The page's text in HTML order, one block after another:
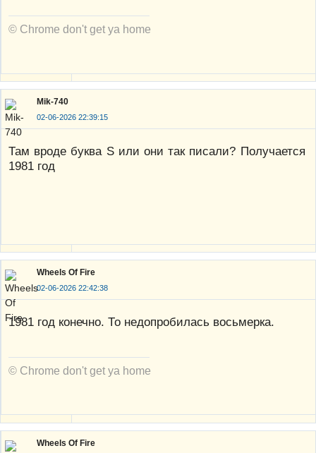
© Chrome don't get ya home
Mik-740
02-06-2026 22:39:15
Там вроде буква S или они так писали? Получается
1981 год
Wheels Of Fire
02-06-2026 22:42:38
1981 год конечно. То недопробилась восьмерка.
© Chrome don't get ya home
Wheels Of Fire